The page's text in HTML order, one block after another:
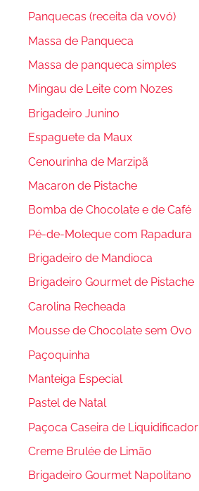
Panquecas (receita da vovó)
Massa de Panqueca
Massa de panqueca simples
Mingau de Leite com Nozes
Brigadeiro Junino
Espaguete da Maux
Cenourinha de Marzipã
Macaron de Pistache
Bomba de Chocolate e de Café
Pé-de-Moleque com Rapadura
Brigadeiro de Mandioca
Brigadeiro Gourmet de Pistache
Carolina Recheada
Mousse de Chocolate sem Ovo
Paçoquinha
Manteiga Especial
Pastel de Natal
Paçoca Caseira de Liquidificador
Creme Brulée de Limão
Brigadeiro Gourmet Napolitano